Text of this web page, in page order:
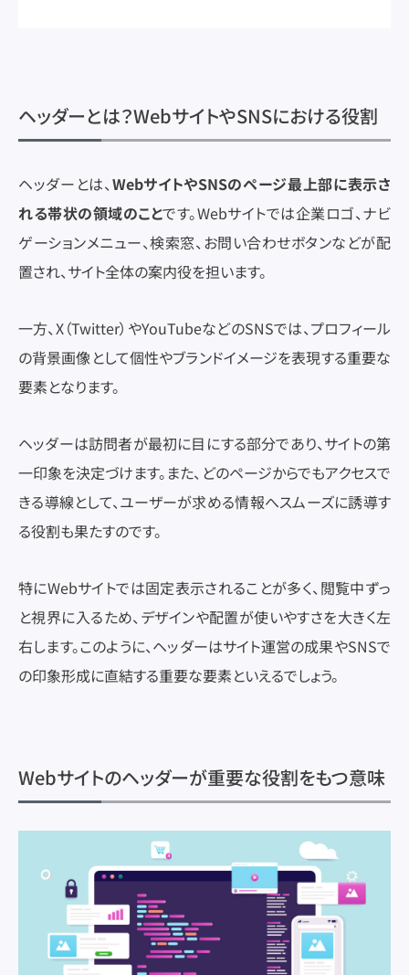
ヘッダーとは？WebサイトやSNSにおける役割
ヘッダーとは、WebサイトやSNSのページ最上部に表示さ
れる帯状の領域のことです。Webサイトでは企業ロゴ、ナビ
ゲーションメニュー、検索窓、お問い合わせボタンなどが配
置され、サイト全体の案内役を担います。
一方、X（Twitter）やYouTubeなどのSNSでは、プロフィール
の背景画像として個性やブランドイメージを表現する重要な
要素となります。
ヘッダーは訪問者が最初に目にする部分であり、サイトの第
一印象を決定づけます。また、どのページからでもアクセスで
きる導線として、ユーザーが求める情報へスムーズに誘導す
る役割も果たすのです。
特にWebサイトでは固定表示されることが多く、閲覧中ずっ
と視界に入るため、デザインや配置が使いやすさを大きく左
右します。このように、ヘッダーはサイト運営の成果やSNSで
の印象形成に直結する重要な要素といえるでしょう。
Webサイトのヘッダーが重要な役割をもつ意味